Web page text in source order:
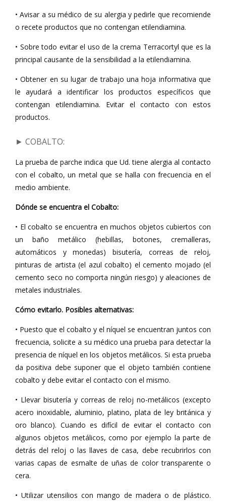
• Avisar a su médico de su alergia y pedirle que recomiende
o recete productos que no contengan etilendiamina.
• Sobre todo evitar el uso de la crema Terracortyl que es la
principal causante de la sensibilidad a la etilendiamina.
• Obtener en su lugar de trabajo una hoja informativa que
le ayudará a identificar los productos específicos que
contengan etilendiamina. Evitar el contacto con estos
productos.
► COBALTO:
La prueba de parche indica que Ud. tiene alergia al contacto
con el cobalto, un metal que se halla con frecuencia en el
medio ambiente.
Dónde se encuentra el Cobalto:
• El cobalto se encuentra en muchos objetos cubiertos con
un baño metálico (hebillas, botones, cremalleras,
automáticos y monedas) bisutería, correas de reloj,
pinturas de artista (el azul cobalto) el cemento mojado (el
cemento seco no comporta ningún riesgo) y aleaciones de
metales industriales.
Cómo evitarlo. Posibles alternativas:
• Puesto que el cobalto y el níquel se encuentran juntos con
frecuencia, solicite a su médico una prueba para detectar la
presencia de níquel en los objetos metálicos. Si esta prueba
da positiva debe suponer que el objeto también contiene
cobalto y debe evitar el contacto con el mismo.
• Llevar bisutería y correas de reloj no-metálicos (excepto
acero inoxidable, aluminio, platino, plata de ley británica y
oro blanco). Cuando es difícil de evitar el contacto con
algunos objetos metálicos, como por ejemplo la parte de
detrás del reloj o las llaves de casa, debe recubrirlos con
varias capas de esmalte de uñas de color transparente o
cera.
• Utilizar utensilios con mango de madera o de plástico.